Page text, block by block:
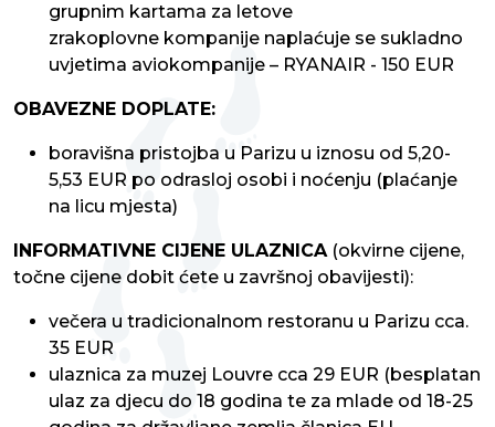
grupnim kartama za letove
zrakoplovne kompanije naplaćuje se sukladno
uvjetima aviokompanije – RYANAIR - 150 EUR
OBAVEZNE DOPLATE:
boravišna pristojba u Parizu u iznosu od 5,20-
5,53 EUR po odrasloj osobi i noćenju (plaćanje
na licu mjesta)
INFORMATIVNE CIJENE ULAZNICA(okvirne cijene,
točne cijene dobit ćete u završnoj obavijesti):
večera u tradicionalnom restoranu u Parizu cca.
35 EUR
ulaznica za muzej Louvre cca 29 EUR (besplatan
ulaz za djecu do 18 godina te za mlade od 18-25